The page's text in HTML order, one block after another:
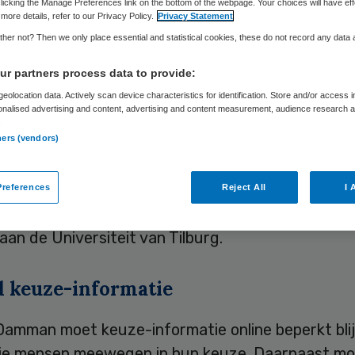
van keuze-informatie over de zorg op
Er is een overschot aan informatie, de
relevant, het taalgebruik is te moeilijk en allerlei
worden door elkaar gepresenteerd. Dat blijkt
de Universiteit van Tilburg.
keuze-informatie
moet keuze-informatie online beperkt
the Manage Preferences link on the bottom of the webpage. Your choices will have
details, refer to our Privacy Policy. Privacy Statement
not? Then we only place essential and statistical cookies, these do not record any data
partners process data to provide:
data. Actively scan device characteristics for identification. Store and/or access
advertising and content, advertising and content measurement, audience research
(vendors)
Reject All I